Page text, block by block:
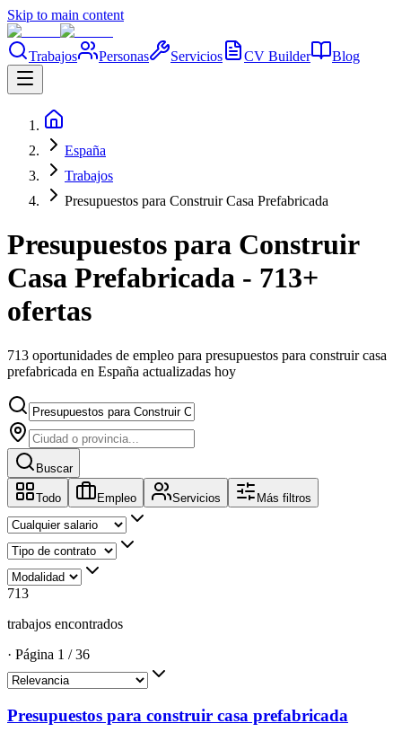
Skip to main content
Trabajos Personas Servicios CV Builder Blog
España
Trabajos
Presupuestos para Construir Casa Prefabricada
Presupuestos para Construir
Casa Prefabricada - 713+
ofertas
713 oportunidades de empleo para presupuestos para construir casa
prefabricada en España actualizadas hoy
Buscar
Todo Empleo Servicios Más filtros
713
trabajos encontrados
· Página 1 /36
Presupuestos para construir casa prefabricada